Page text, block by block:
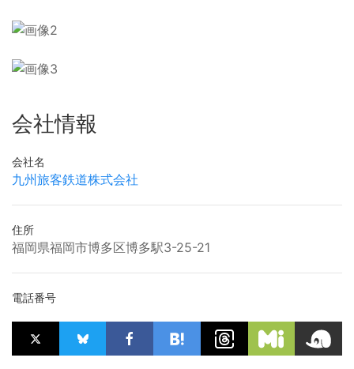
会社情報
会社名
九州旅客鉄道株式会社
住所
福岡県福岡市博多区博多駅3-25-21
電話番号